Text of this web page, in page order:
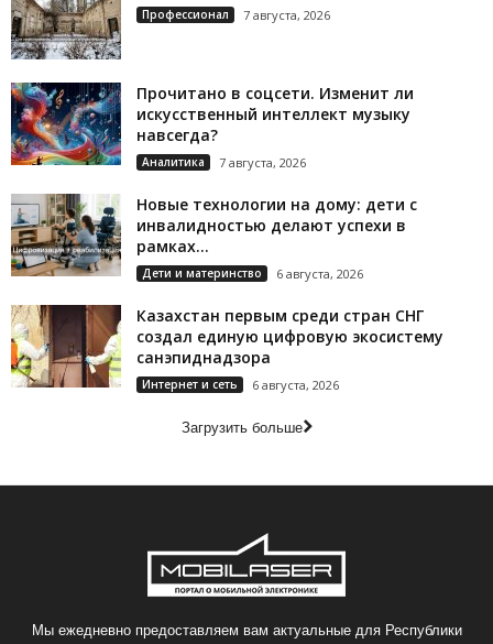
Профессионал 7 августа, 2026
Прочитано в соцсети. Изменит ли
искусственный интеллект музыку
навсегда?
Аналитика 7 августа, 2026
Новые технологии на дому: дети с
инвалидностью делают успехи в
рамках...
Дети и материнство 6 августа, 2026
Казахстан первым среди стран СНГ
создал единую цифровую экосистему
санэпиднадзора
Интернет и сеть 6 августа, 2026
Загрузить больше
Мы ежедневно предоставляем вам актуальные для Республики